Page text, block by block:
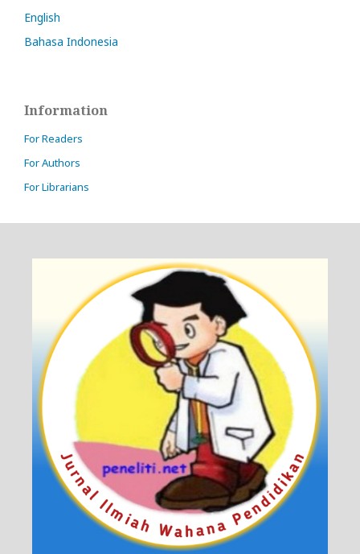
English
Bahasa Indonesia
Information
For Readers
For Authors
For Librarians